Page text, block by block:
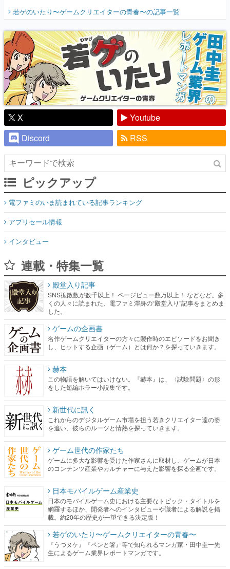
開く。業界の快男児・松山 洋に流れる血は
『少年ジャンプ』色だった【若ゲのいた
り】
若ゲのいたり〜ゲームクリエイターの青春〜の記事一覧
X
Youtube
Discord
RSS
ピックアップ
電ファミのいま読まれている記事ランキング
アプリセール情報
インタビュー
連載・特集一覧
殿堂入り記事
SNS拡散数が数千以上！ ページビュー数万以上！ などなど。多
くの人々に読まれた、電ファミ渾身の“殿堂入り”記事をまとめま
した。
ゲームの企画書
名作ゲームクリエイターの方々に製作時のエピソードをお聞き
し、ヒットする企画（ゲーム）とは何か？を探っていきます。
赫本
この物語を解いてはいけない。『赫本』は、〈試験問題〉の形
をした短編ホラー小説集です。
新世代に訊く
これからのデジタルゲーム市場を担う若きクリエイター達の姿
を追い、彼らのルーツと情熱を探っていきます。
ゲーム世代の作家たち
ゲームに多大な影響を受けた作家さんに取材し、ゲームが日本
のコンテンツ産業やカルチャーに与えた影響を探る企画です。
日本モバイルゲーム産業史
日本のモバイルゲーム史における主要なトピック・タイトルを
網羅するほか、開発者へのインタビューや識者による解説を掲
載。約20年の歴史が一望できる決定版！
若ゲのいたり〜ゲームクリエイターの青春〜
『うつヌケ』『ペンと箸』等で知られるマンガ家・田中圭一先
生によるゲーム業界レポートマンガです。